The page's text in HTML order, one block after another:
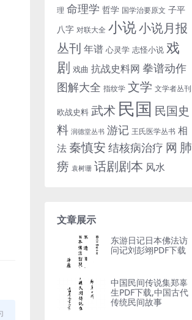
理 命理学 哲学 国学治要原文 子平
八字 对联大全 小说小说月报
丛刊 年谱 心灵学 志怪小说 戏
剧 戏曲 抗战史料网 拳谱动作
图解大全 指纹学 文学 文学者丛刊
欧战史料 武术 民国 民国史
料 润德堂丛书 游记 王氏医学丛书 相
法 秦慎安 结核病治疗 网 肺
痨 袁树珊 话剧剧本 风水
文章展示
东游日记日本佛法访
问记刘彭翊PDF下载
中国民间传说集郑辜
生PDF下载,中国古代
传统民间故事